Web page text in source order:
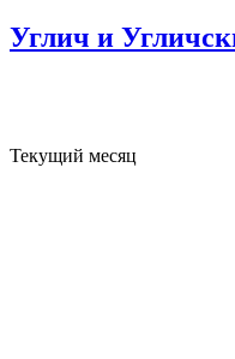
Углич и
Текущий месяц